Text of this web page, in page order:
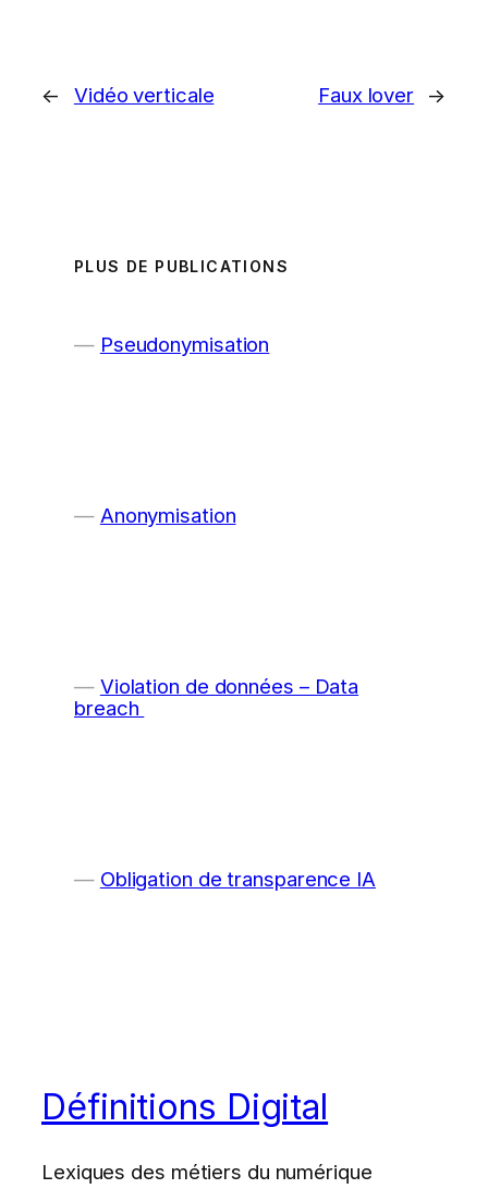
← Vidéo verticale Faux lover →
PLUS DE PUBLICATIONS
Pseudonymisation
Anonymisation
Violation de données – Data
breach
Obligation de transparence IA
Définitions Digital
Lexiques des métiers du numérique